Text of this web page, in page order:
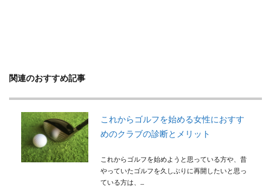
関連のおすすめ記事
これからゴルフを始める女性におすす
めのクラブの診断とメリット
これからゴルフを始めようと思っている方や、昔
やっていたゴルフを久しぶりに再開したいと思っ
ている方は、...